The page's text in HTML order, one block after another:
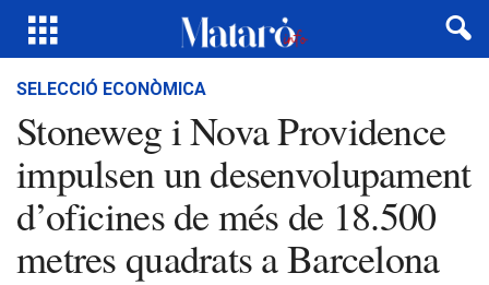
SELECCIÓ ECONÒMICA
Stoneweg i Nova Providence
impulsen un desenvolupament
d’oficines de més de 18.500
metres quadrats a Barcelona